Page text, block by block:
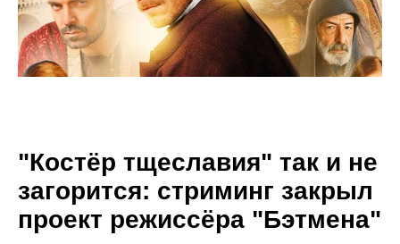
"Костёр тщеславия" так и не
загорится: стриминг закрыл
проект режиссёра "Бэтмена"